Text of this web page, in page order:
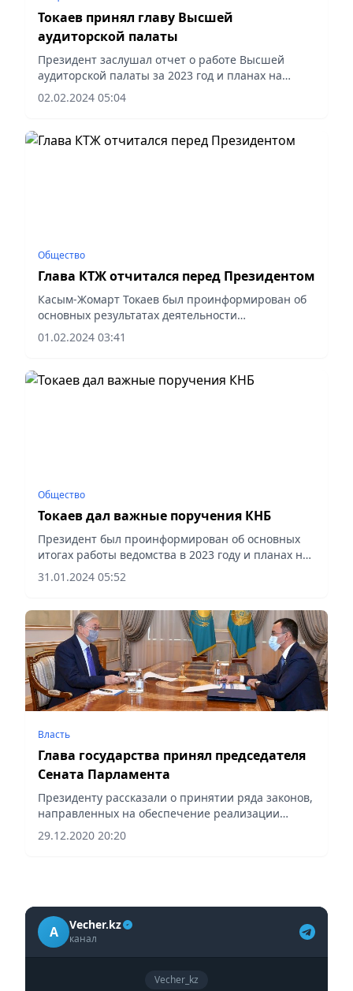
Токаев принял главу Высшей
аудиторской палаты
Президент заслушал отчет о работе Высшей
аудиторской палаты за 2023 год и планах на
предстоящий период.
02.02.2024 05:04
Общество
Глава КТЖ отчитался перед Президентом
Касым-Жомарт Токаев был проинформирован об
основных результатах деятельности
национальной компании в 2023 году и планах на
предстоящий период, сообщает Акорда.
01.02.2024 03:41
Общество
Токаев дал важные поручения КНБ
Президент был проинформирован об основных
итогах работы ведомства в 2023 году и планах на
предстоящий период, сообщает Акорда.
31.01.2024 05:52
Власть
Глава государства принял председателя
Сената Парламента
Президенту рассказали о принятии ряда законов,
направленных на обеспечение реализации
вопросов, озвученных им в Послании народу
Казахстана.
29.12.2020 20:20
A Vecher.kz
канал
Vecher_kz